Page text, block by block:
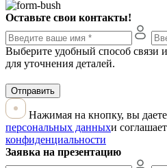
Оставьте свои контакты!
Выберите удобный способ связи
для уточнения деталей.
Отправить
Нажимая на кнопку, вы даете
персональных данныхи
конфиденциальности
Заявка на презентацию